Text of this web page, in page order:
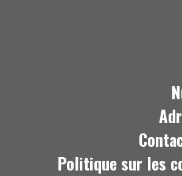
Politique sur les